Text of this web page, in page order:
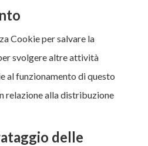
Cookie per salvare la
svolgere altre attività
al funzionamento di questo
relazione alla distribuzione
delle